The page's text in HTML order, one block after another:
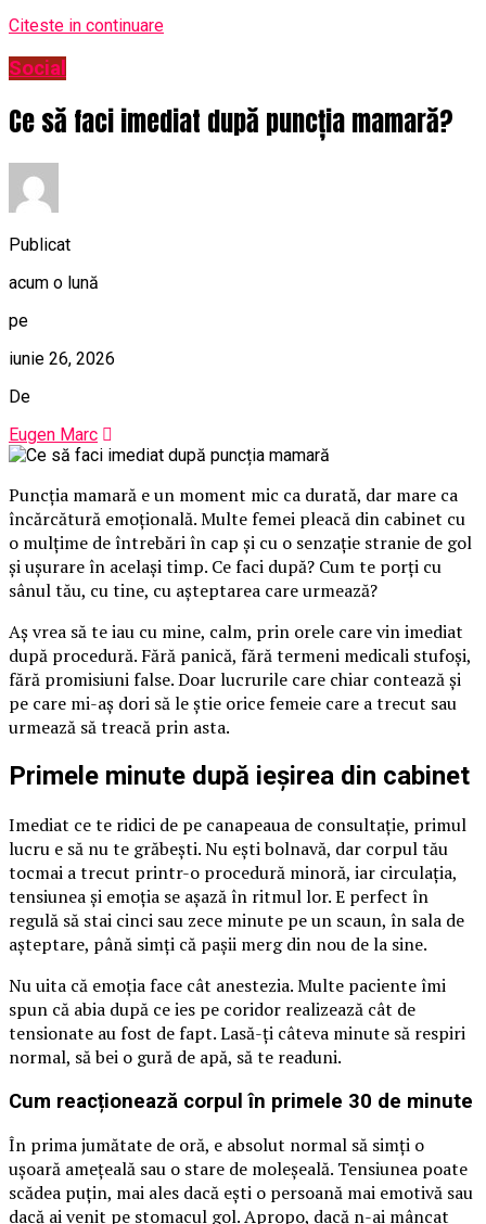
Citeste in continuare
Social
Ce să faci imediat după puncția mamară?
Publicat
acum o lună
pe
iunie 26, 2026
De
Eugen Marc
Puncția mamară e un moment mic ca durată, dar mare ca
încărcătură emoțională. Multe femei pleacă din cabinet cu
o mulțime de întrebări în cap și cu o senzație stranie de gol
și ușurare în același timp. Ce faci după? Cum te porți cu
sânul tău, cu tine, cu așteptarea care urmează?
Aș vrea să te iau cu mine, calm, prin orele care vin imediat
după procedură. Fără panică, fără termeni medicali stufoși,
fără promisiuni false. Doar lucrurile care chiar contează și
pe care mi-aș dori să le știe orice femeie care a trecut sau
urmează să treacă prin asta.
Primele minute după ieșirea din cabinet
Imediat ce te ridici de pe canapeaua de consultație, primul
lucru e să nu te grăbești. Nu ești bolnavă, dar corpul tău
tocmai a trecut printr-o procedură minoră, iar circulația,
tensiunea și emoția se așază în ritmul lor. E perfect în
regulă să stai cinci sau zece minute pe un scaun, în sala de
așteptare, până simți că pașii merg din nou de la sine.
Nu uita că emoția face cât anestezia. Multe paciente îmi
spun că abia după ce ies pe coridor realizează cât de
tensionate au fost de fapt. Lasă-ți câteva minute să respiri
normal, să bei o gură de apă, să te readuni.
Cum reacționează corpul în primele 30 de minute
În prima jumătate de oră, e absolut normal să simți o
ușoară amețeală sau o stare de moleșeală. Tensiunea poate
scădea puțin, mai ales dacă ești o persoană mai emotivă sau
dacă ai venit pe stomacul gol. Apropo, dacă n-ai mâncat